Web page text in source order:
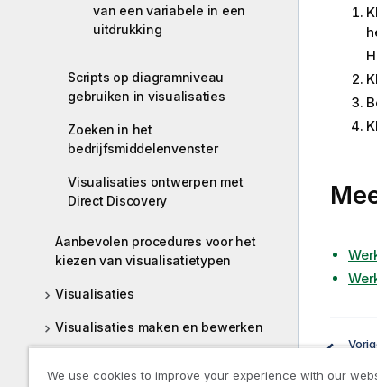
van een variabele in een
uitdrukking
Scripts op diagramniveau
gebruiken in visualisaties
Zoeken in het
bedrijfsmiddelenvenster
Visualisaties ontwerpen met
Direct Discovery
Aanbevolen procedures voor het
kiezen van visualisatietypen
Visualisaties
Visualisaties maken en bewerken
maken
i
We use cookies to improve your experience with our